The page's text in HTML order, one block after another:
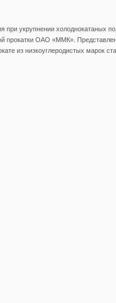
укрупнении холоднокатаных
прокатки ОАО «ММК».
из низкоуглеродистых марок